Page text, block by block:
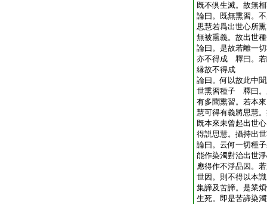
既不倶生滅。故無
論曰。既無熏習。
思慧若爲出世心所
無被熏義。故出世
論曰。是故若離一
亦不得成 釋曰。若
縁故不得成
論曰。何以故此中
世熏習種子 釋曰。
有多聞熏習。若本
慧可得有義將思慧
既本來未曾起出世
得説思慧。攝持出
論曰。云何一切種
能作染濁對治出世
應得作不淨品因。
世因。則不得以本
集諦及苦諦。是業
生死。即是苦諦染